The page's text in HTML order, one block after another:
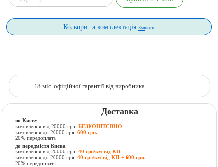
Кольори та комплектаціяЗмінити
18 міс. офіційної гарантії від виробника
Доставка
по Києву
замовлення від 20000 грн.БЕЗКОШТОВНО
замовлення до 20000 грн.600 грн.
20% передоплата
до передмістя Києва
замовлення від 20000 грн.40 грн/км від КП
замовлення до 20000 грн.40 грн/км від КП + 600 грн.
20% передоплата